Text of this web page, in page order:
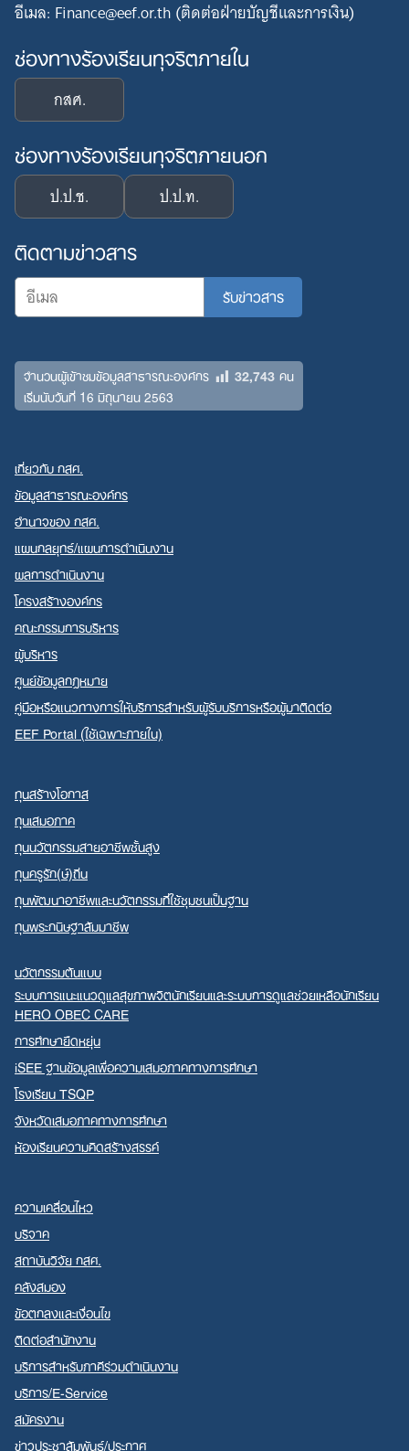
อีเมล: Finance@eef.or.th (ติดต่อฝ่ายบัญชีและการเงิน)
ช่องทางร้องเรียนทุจริตภายใน
กสศ.
ช่องทางร้องเรียนทุจริตภายนอก
ป.ป.ช. ป.ป.ท.
ติดตามข่าวสาร
จำนวนผู้เข้าชมข้อมูลสาธารณะองค์กร 32,743คน
เริ่มนับวันที่ 16 มิถุนายน 2563
เกี่ยวกับ กสศ.
ข้อมูลสาธารณะองค์กร
อำนาจของ กสศ.
แผนกลยุทธ์/แผนการดำเนินงาน
ผลการดำเนินงาน
โครงสร้างองค์กร
คณะกรรมการบริหาร
ผู้บริหาร
ศูนย์ข้อมูลกฎหมาย
คู่มือหรือแนวทางการให้บริการสำหรับผู้รับบริการหรือผู้มาติดต่อ
EEF Portal (ใช้เฉพาะภายใน)
ทุนสร้างโอกาส
ทุนเสมอภาค
ทุนนวัตกรรมสายอาชีพชั้นสูง
ทุนครูรัก(ษ์)ถิ่น
ทุนพัฒนาอาชีพและนวัตกรรมที่ใช้ชุมชนเป็นฐาน
ทุนพระกนิษฐาสัมมาชีพ
นวัตกรรมต้นแบบ
ระบบการแนะแนวดูแลสุขภาพจิตนักเรียนและระบบการดูแลช่วยเหลือนักเรียน
HERO OBEC CARE
การศึกษายืดหยุ่น
iSEE ฐานข้อมูลเพื่อความเสมอภาคทางการศึกษา
โรงเรียน TSQP
จังหวัดเสมอภาคทางการศึกษา
ห้องเรียนความคิดสร้างสรรค์
ความเคลื่อนไหว
บริจาค
สถาบันวิจัย กสศ.
คลังสมอง
ข้อตกลงและเงื่อนไข
ติดต่อสำนักงาน
บริการสำหรับภาคีร่วมดำเนินงาน
บริการ/E-Service
สมัครงาน
ข่าวประชาสัมพันธ์/ประกาศ